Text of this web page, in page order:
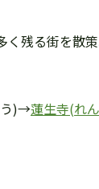
残る街を散策
う)→蓮生寺(れ